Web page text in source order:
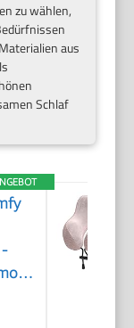
zu wählen,
aus
Schlaf